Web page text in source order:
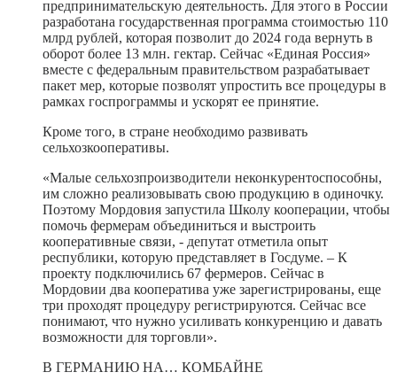
предпринимательскую деятельность. Для этого в России
разработана государственная программа стоимостью 110
млрд рублей, которая позволит до 2024 года вернуть в
оборот более 13 млн. гектар. Сейчас «Единая Россия»
вместе с федеральным правительством разрабатывает
пакет мер, которые позволят упростить все процедуры в
рамках госпрограммы и ускорят ее принятие.
Кроме того, в стране необходимо развивать
сельхозкооперативы.
«Малые сельхозпроизводители неконкурентоспособны,
им сложно реализовывать свою продукцию в одиночку.
Поэтому Мордовия запустила Школу кооперации, чтобы
помочь фермерам объединиться и выстроить
кооперативные связи, - депутат отметила опыт
республики, которую представляет в Госдуме. – К
проекту подключились 67 фермеров. Сейчас в
Мордовии два кооператива уже зарегистрированы, еще
три проходят процедуру регистрируются. Сейчас все
понимают, что нужно усиливать конкуренцию и давать
возможности для торговли».
В ГЕРМАНИЮ НА… КОМБАЙНЕ